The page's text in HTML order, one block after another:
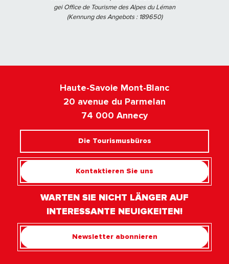
gei Office de Tourisme des Alpes du Léman
(Kennung des Angebots : 189650)
Haute-Savoie Mont-Blanc
20 avenue du Parmelan
74 000 Annecy
Die Tourismusbüros
Kontaktieren Sie uns
WARTEN SIE NICHT LÄNGER AUF
INTERESSANTE NEUIGKEITEN!
Newsletter abonnieren